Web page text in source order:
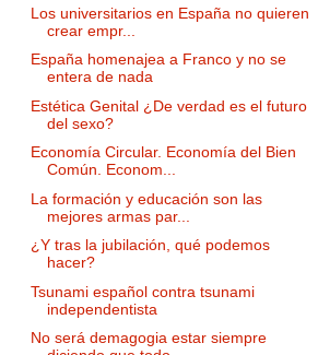
Los universitarios en España no quieren
crear empr...
España homenajea a Franco y no se
entera de nada
Estética Genital ¿De verdad es el futuro
del sexo?
Economía Circular. Economía del Bien
Común. Econom...
La formación y educación son las
mejores armas par...
¿Y tras la jubilación, qué podemos
hacer?
Tsunami español contra tsunami
independentista
No será demagogia estar siempre